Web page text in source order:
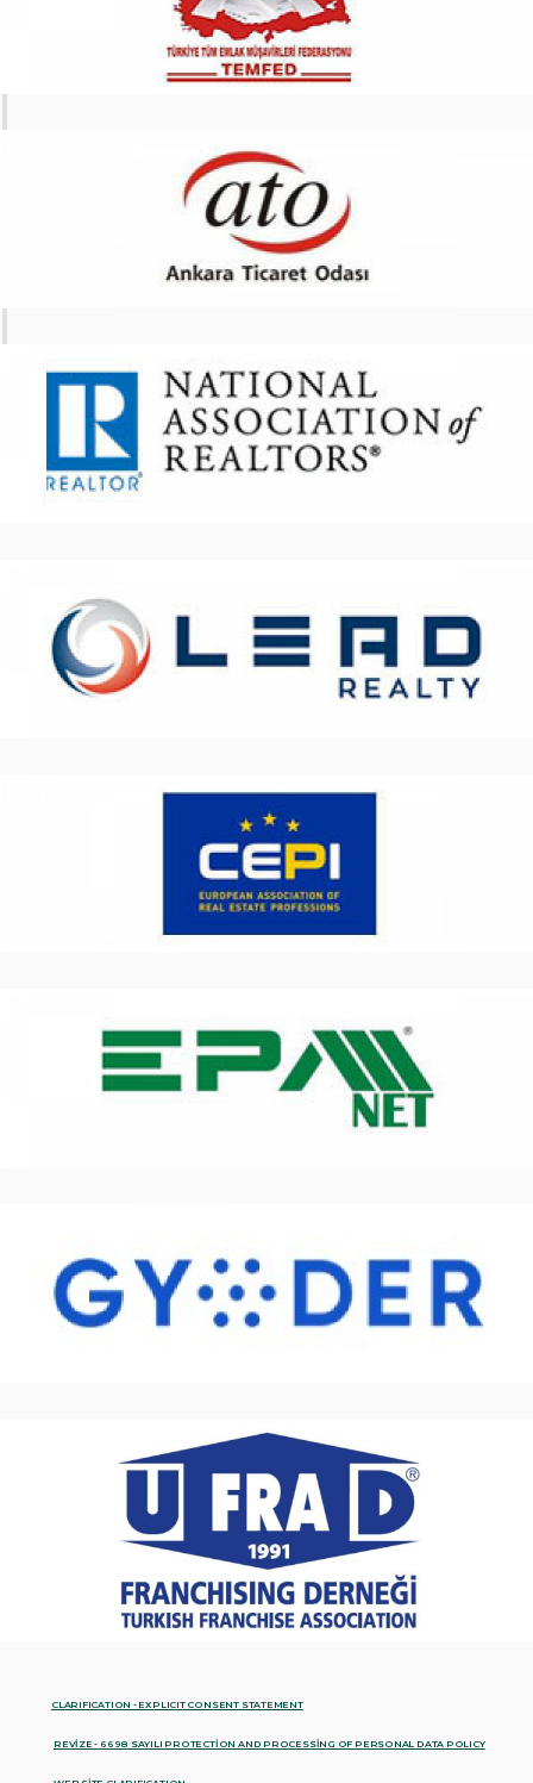
CLARIFICATION - EXPLICIT CONSENT STATEMENT
REVİZE - 6698 SAYILI PROTECTİON AND PROCESSİNG OF PERSONAL DATA POLICY